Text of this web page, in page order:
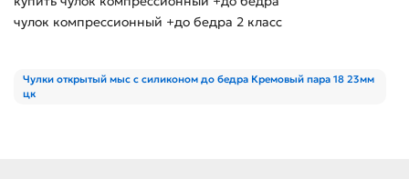
чулок компрессионный +до бедра 2 класс
Чулки открытый мыс с силиконом до бедра Кремовый пара 18 23мм
цк